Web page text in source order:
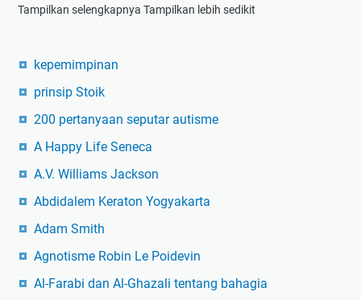
Tampilkan selengkapnya Tampilkan lebih sedikit
kepemimpinan
prinsip Stoik
200 pertanyaan seputar autisme
A Happy Life Seneca
A.V. Williams Jackson
Abdidalem Keraton Yogyakarta
Adam Smith
Agnotisme Robin Le Poidevin
Al-Farabi dan Al-Ghazali tentang bahagia